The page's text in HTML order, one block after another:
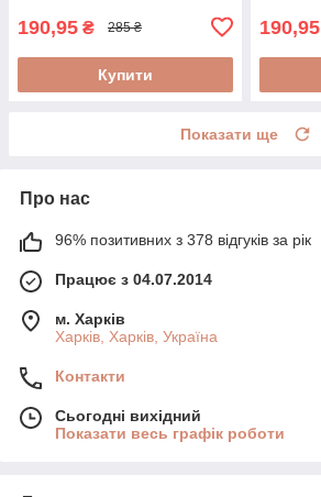
190,95 ₴ 285 ₴
Купити
190,95
Показати ще
Про нас
96% позитивних з 378 відгуків за рік
Працює з 04.07.2014
м. Харків
Харків, Харків, Україна
Контакти
Сьогодні вихідний
Показати весь графік роботи